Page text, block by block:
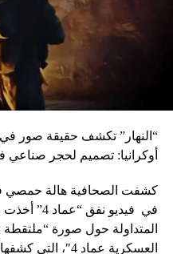
أوكرانيا: تصميم لحجر صناعي
كشفت الصحافية هالة حمصي
في فيديو
نفق “عماد
المتداولة حول صورة
العسكرية عماد 4″،